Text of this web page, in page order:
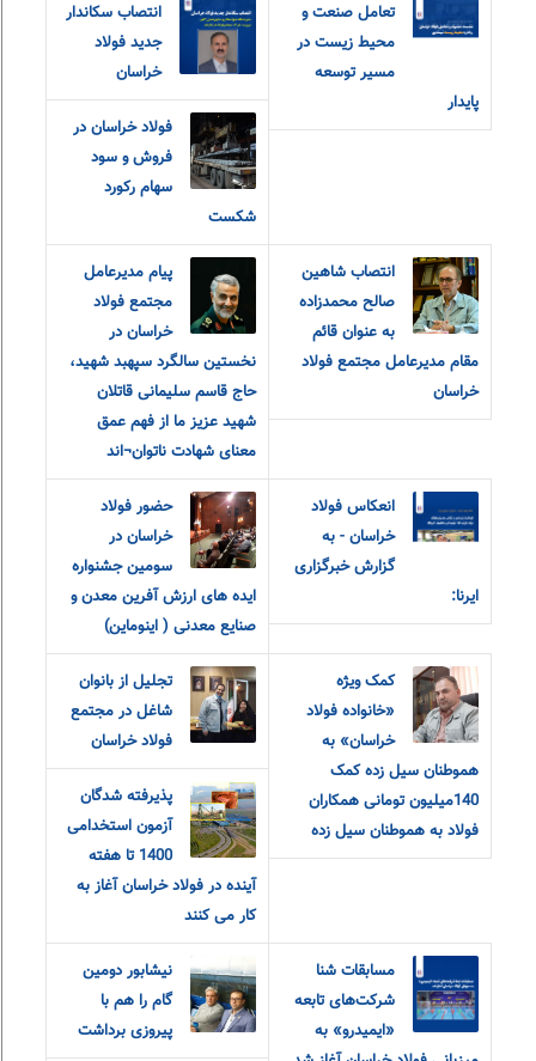
تعامل صنعت و
محیط زیست در
مسیر توسعه
پایدار
انتصاب سکاندار
جدید فولاد
خراسان
فولاد خراسان در
فروش و سود
سهام رکورد
شکست
انتصاب شاهین
صالح محمدزاده
به عنوان قائم
مقام مدیرعامل مجتمع فولاد
خراسان
پیام مدیرعامل
مجتمع فولاد
خراسان در
نخستین سالگرد سپهبد شهید،
حاج قاسم سلیمانی قاتلان
شهید عزیز ما از فهم عمق
معنای شهادت ناتوان¬اند
انعکاس فولاد
خراسان - به
گزارش خبرگزاری
ایرنا:
حضور فولاد
خراسان در
سومین جشنواره
ایده های ارزش آفرین معدن و
صنایع معدنی ( اینوماین)
کمک ویژه
«خانواده فولاد
خراسان» به
هموطنان سیل زده کمک
140میلیون تومانی همکاران
فولاد به هموطنان سیل زده
تجلیل از بانوان
شاغل در مجتمع
فولاد خراسان
پذیرفته شدگان
آزمون استخدامی
1400 تا هفته
آینده در فولاد خراسان آغاز به
کار می کنند
مسابقات شنا
شرکت‌های تابعه
«ایمیدرو» به
نیشابور دومین
گام را هم با
پیروزی برداشت